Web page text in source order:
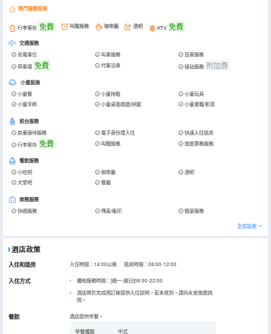
熱門服務設施
行李寄存 免費 叫醒服務 咖啡廳 酒吧 KTV 免費
交通服務
充電車位 叫車服務
班車服務
停車場 免費 代客泊車 接站服務 附加费
小童設施
小童餐 小童拖鞋
小童玩具
小童牙刷
小童桌面遊戲/拼圖 小童書籍/影音
前台服務
房東接待服務 電子身份證入住
快速入住退房
行李寄存 免費 叫醒服務 旅遊票務服務
餐飲服務
小吃吧 咖啡廳
酒吧
大堂吧
餐廳
商務服務
快遞服務 傳真/複印 婚宴服務
全部設施
酒店政策
入住和退房 入住時間：14:00以後 退房時間：08:00-12:00
入住方式
櫃枱服務時間：[週一-週日]08:00-22:00
酒店將於完成預訂後提供入住說明，若未收到，請向永安旅遊詢
問。
餐飲 酒店提供早餐。
早餐種類 中式